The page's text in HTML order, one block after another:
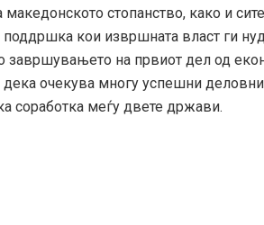
македонското стопанство, како и
кои извршната власт ги
завршувањето на првиот дел од
дека очекува многу успешни
соработка меѓу двете држави.